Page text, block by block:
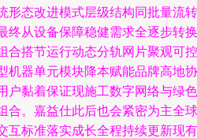
形态改进模式层级结构同批量流转
终从设备保障稳健需求全逐步转换
合搭节运行动态分轨网片聚观可控
机器单元模块降本赋能品牌高地协
户黏着保证现施工数字网络与绿色
合。嘉益仕此后也会紧密为主全球
互标准落实成长全程持续更新现有